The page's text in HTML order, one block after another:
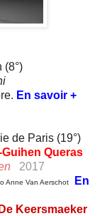
En savoir +
de Paris (19°)
Queras
2017
Anne Van Aerschot
En
Keersmaeker